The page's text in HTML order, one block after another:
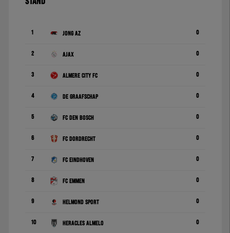
1 Jong AZ 0
2 Ajax 0
3 Almere City FC 0
4 De Graafschap 0
5 FC Den Bosch 0
6 FC Dordrecht 0
7 FC Eindhoven 0
8 FC Emmen 0
9 Helmond Sport 0
10 Heracles Almelo 0